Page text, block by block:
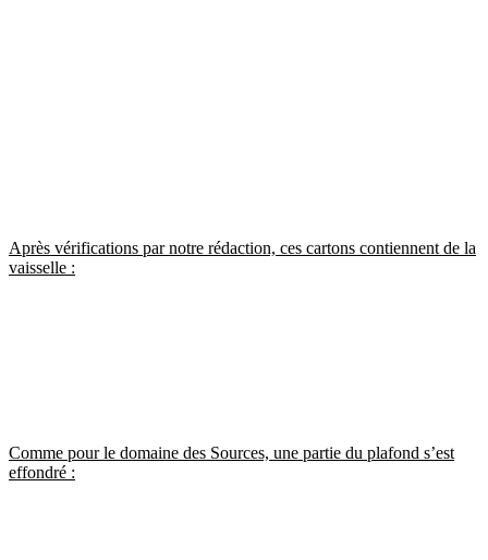
Après vérifications par notre rédaction, ces cartons contiennent de la
vaisselle :
Comme pour le domaine des Sources, une partie du plafond s’est
effondré :